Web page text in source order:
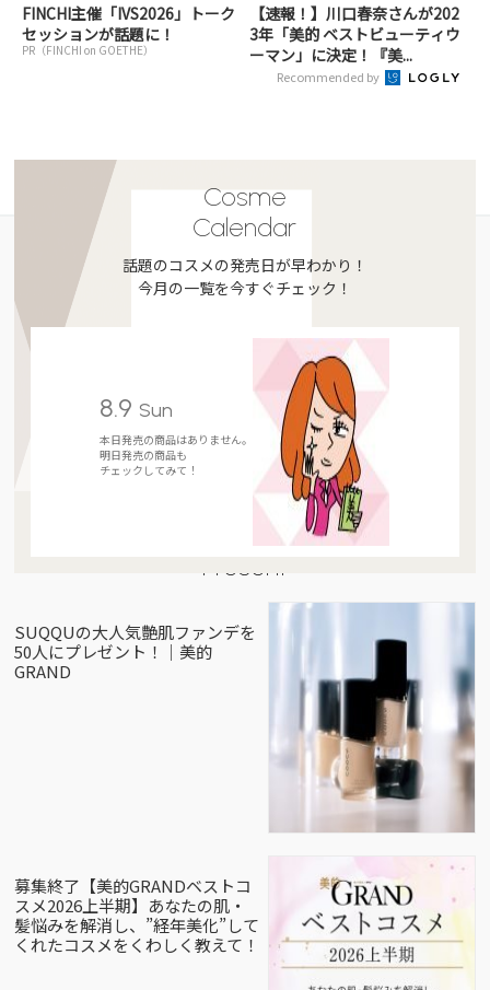
FINCHI主催「IVS2026」トーク
セッションが話題に！
PR（FINCHI on GOETHE）
【速報！】川口春奈さんが202
3年「美的 ベストビューティウ
ーマン」に決定！『美...
Recommended by
Cosme
Calendar
話題のコスメの発売日が早わかり！
今月の一覧を今すぐチェック！
8.9 Sun
本日発売の商品はありません。
明日発売の商品も
チェックしてみて！
Present
SUQQUの大人気艶肌ファンデを
50人にプレゼント！｜美的
GRAND
募集終了【美的GRANDベストコ
スメ2026上半期】あなたの肌・
髪悩みを解消し、”経年美化”して
くれたコスメをくわしく教えて！